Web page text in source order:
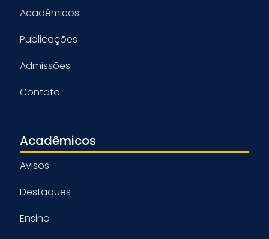
Acadêmicos
Publicações
Admissões
Contato
Acadêmicos
Avisos
Destaques
Ensino